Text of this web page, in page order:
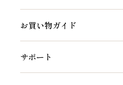
お買い物ガイド
サポート